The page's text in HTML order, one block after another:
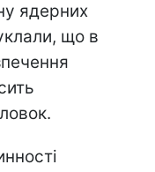
ядерних
що в